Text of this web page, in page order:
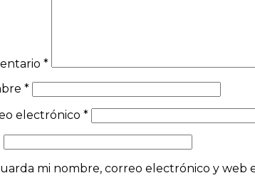
*
*
electrónico *
mi nombre, correo electrónico y web